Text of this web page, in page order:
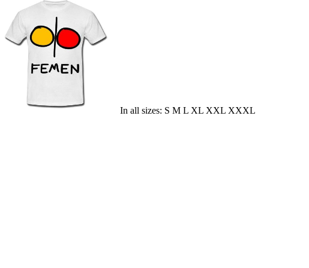
In all sizes: S M L XL XXL XXXL